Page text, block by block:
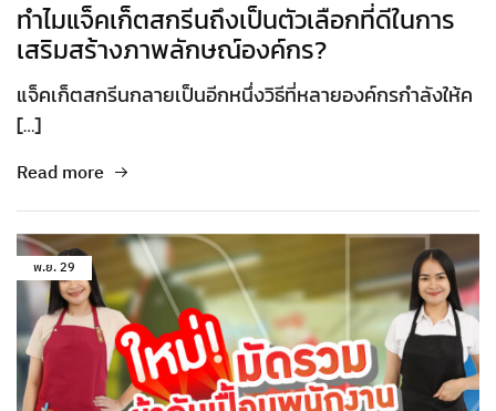
ทำไมแจ็คเก็ตสกรีนถึงเป็นตัวเลือกที่ดีในการ
เสริมสร้างภาพลักษณ์องค์กร?
แจ็คเก็ตสกรีนกลายเป็นอีกหนึ่งวิธีที่หลายองค์กรกำลังให้ค
[…]
Read more
พ.ย.29